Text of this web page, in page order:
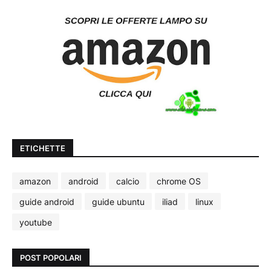
ETICHETTE
amazon android calcio
chrome OS
guide android
guide ubuntu iliad
linux
youtube
POST POPOLARI